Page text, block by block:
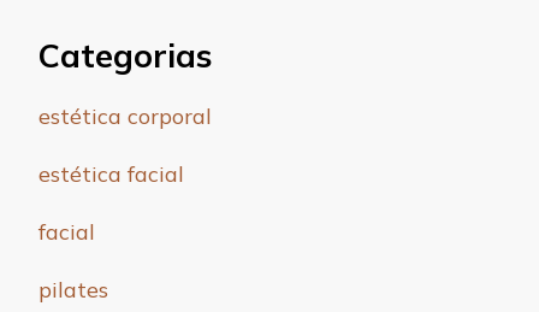
Categorias
estética corporal
estética facial
facial
pilates